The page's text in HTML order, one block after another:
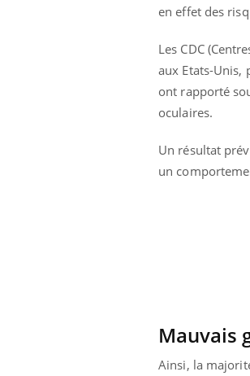
en effet des
Les CDC
aux Etats-Unis,
ont rapporté
oculaires.
Un résultat
un
Mauvais
Ainsi, la
Eczéma Chronique
expliquer ma maladie
Il y a des sujets qui sont
questions sur la maladie